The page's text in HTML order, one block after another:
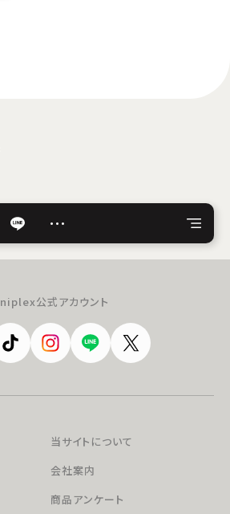
…
公式アカウント
当サイトについて
会社案内
商品アンケート